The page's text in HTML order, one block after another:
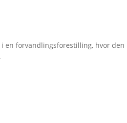
i en forvandlingsforestilling, hvor den